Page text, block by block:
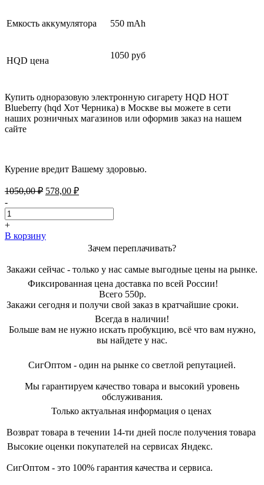
Емкость аккумулятора 550 mAh
HQD цена
1050 руб
Купить одноразовую электронную сигарету HQD HOT
Blueberry (hqd Хот Черника) в Москве вы можете в сети
наших розничных магазинов или оформив заказ на нашем
сайте
Курение вредит Вашему здоровью.
1050,00₽ Первоначальная
составляла
1050,00 ₽.
578,00 ₽Текущая
578,00 ₽.
-
+
В корзину
Зачем переплачивать?
Закажи сейчас - только у нас самые выгодные цены на рынке.
Фиксированная цена доставка по всей России!
Всего 550р.
Закажи сегодня и получи свой заказ в кратчайшие сроки.
Всегда в наличии!
Больше вам не нужно искать пробукцию, всё что вам нужно,
вы найдете у нас.
СигОптом - один на рынке со светлой репутацией.
Мы гарантируем качество товара и высокий уровень
обслуживания.
Только актуальная информация о ценах
Возврат товара в течении 14-ти дней после получения товара
Высокие оценки покупателей на сервисах Яндекс.
СигОптом - это 100% гарантия качества и сервиса.